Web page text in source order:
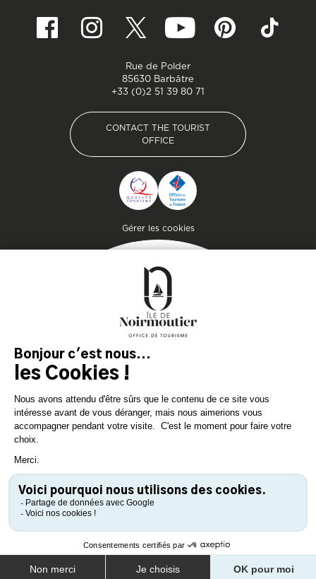
Gérer les cookies
Getaway
Plan your stay on the
island of genuine
experiences!
DOWNLOAD
DOWNLOAD
Rue de Polder
85630 Barbâtre
+33 (0)2 51 39 80 71
CONTACT THE TOURIST
OFFICE
CONTACT THE TOURIST
OFFICE